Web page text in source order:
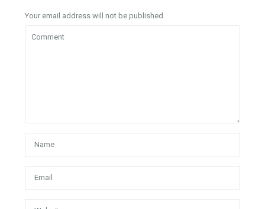
Your email address will not be published.